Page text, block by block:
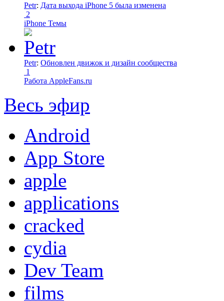
Petr: Дата выхода iPhone 5 была изменена
2
iPhone Темы
Petr: Обновлен движок и дизайн сообщества
1
Работа AppleFans.ru
Весь эфир
Android
App Store
apple
applications
cracked
cydia
Dev Team
films